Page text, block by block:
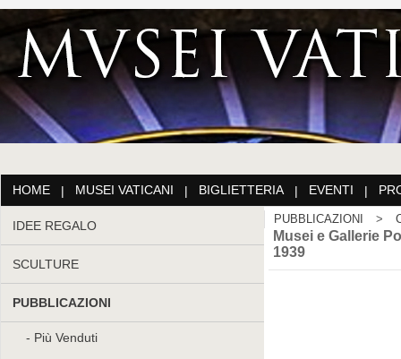
HOME | MUSEI VATICANI | BIGLIETTERIA | EVENTI |
IDEE REGALO
SCULTURE
PUBBLICAZIONI
Più Venduti
PUBBLICAZIONI >
Musei e Gallerie
1939